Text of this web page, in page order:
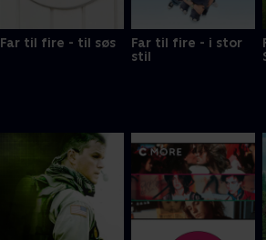
Far til fire - til søs
Far til fire - i stor
stil